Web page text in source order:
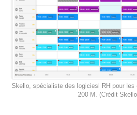
Skello, spécialiste des logiciesl RH pour les
200 M. (Crédit